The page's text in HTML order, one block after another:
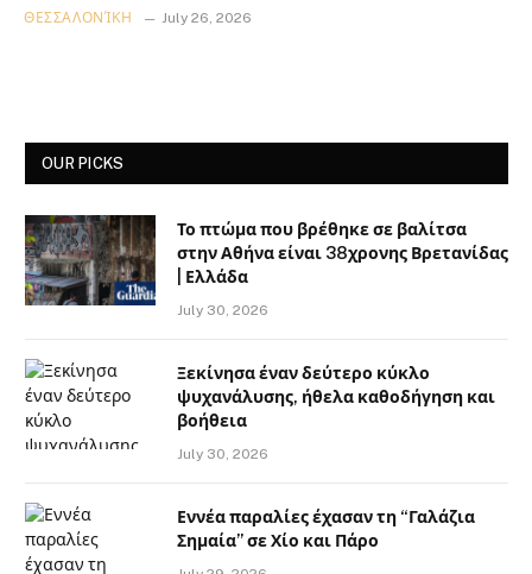
ΘΕΣΣΑΛΟΝΊΚΗ July 26, 2026
OUR PICKS
Το πτώμα που βρέθηκε σε βαλίτσα
στην Αθήνα είναι 38χρονης Βρετανίδας
| Ελλάδα
July 30, 2026
Ξεκίνησα έναν δεύτερο κύκλο
ψυχανάλυσης, ήθελα καθοδήγηση και
βοήθεια
July 30, 2026
Εννέα παραλίες έχασαν τη “Γαλάζια
Σημαία” σε Χίο και Πάρο